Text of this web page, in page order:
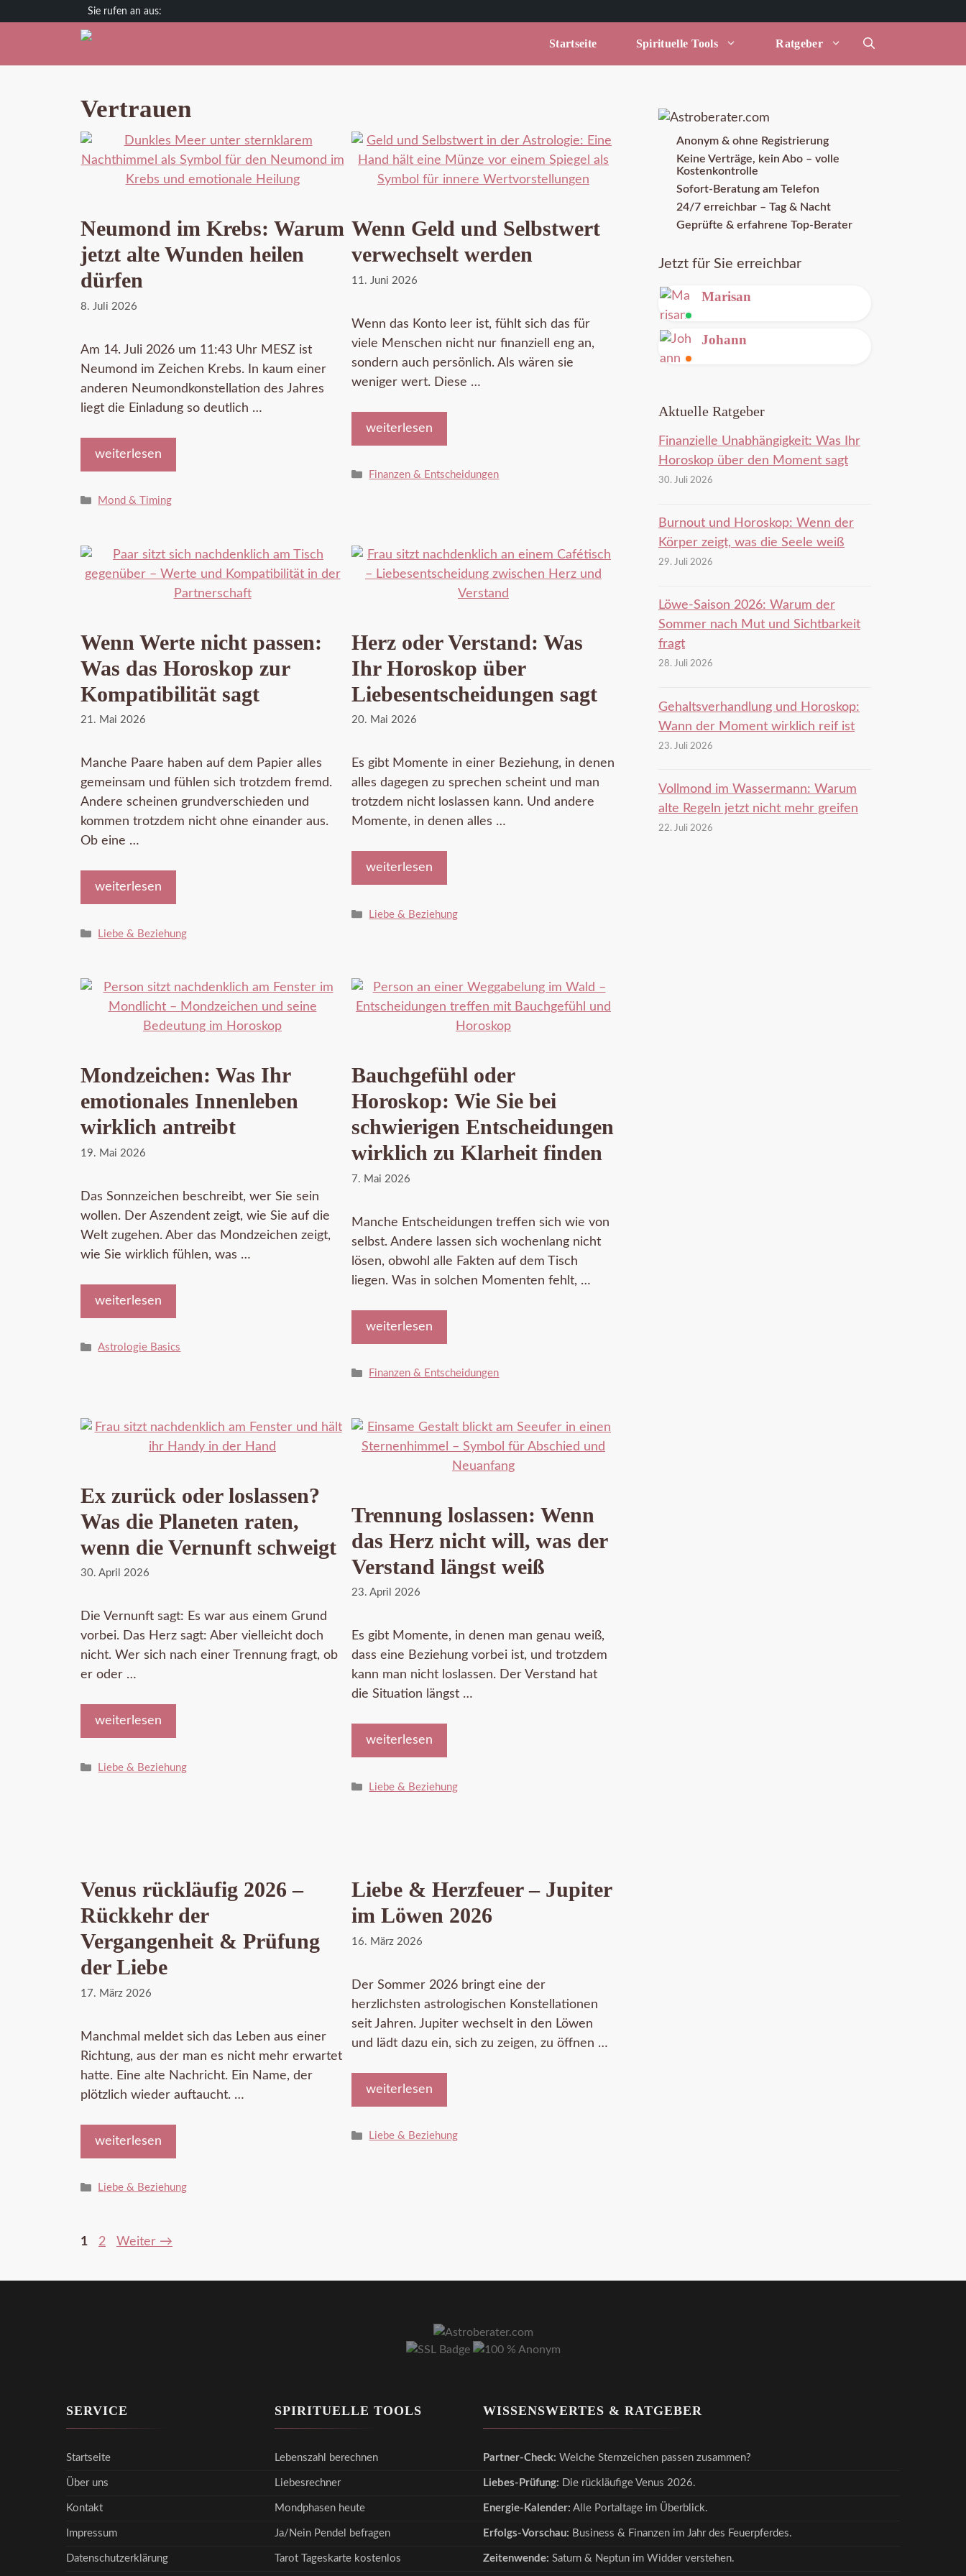
Deutschland
Österreich
Schweiz
Startseite Spirituelle Tools Ratgeber
Vertrauen
Neumond im Krebs: Warum
jetzt alte Wunden heilen
dürfen
8. Juli 2026
Am 14. Juli 2026 um 11:43 Uhr MESZ ist
Neumond im Zeichen Krebs. In kaum einer
anderen Neumondkonstellation des Jahres
liegt die Einladung so deutlich …
weiterlesen
Kategorien
Mond & Timing
Wenn Geld und Selbstwert
verwechselt werden
11. Juni 2026
Wenn das Konto leer ist, fühlt sich das für
viele Menschen nicht nur finanziell eng an,
sondern auch persönlich. Als wären sie
weniger wert. Diese …
weiterlesen
Kategorien
Finanzen & Entscheidungen
Wenn Werte nicht passen:
Was das Horoskop zur
Kompatibilität sagt
21. Mai 2026
Manche Paare haben auf dem Papier alles
gemeinsam und fühlen sich trotzdem fremd.
Andere scheinen grundverschieden und
kommen trotzdem nicht ohne einander aus.
Ob eine …
weiterlesen
Kategorien
Liebe & Beziehung
Herz oder Verstand: Was
Ihr Horoskop über
Liebesentscheidungen sagt
20. Mai 2026
Es gibt Momente in einer Beziehung, in denen
alles dagegen zu sprechen scheint und man
trotzdem nicht loslassen kann. Und andere
Momente, in denen alles …
weiterlesen
Kategorien
Liebe & Beziehung
Mondzeichen: Was Ihr
emotionales Innenleben
wirklich antreibt
19. Mai 2026
Das Sonnzeichen beschreibt, wer Sie sein
wollen. Der Aszendent zeigt, wie Sie auf die
Welt zugehen. Aber das Mondzeichen zeigt,
wie Sie wirklich fühlen, was …
weiterlesen
Kategorien
Astrologie Basics
Bauchgefühl oder
Horoskop: Wie Sie bei
schwierigen Entscheidungen
wirklich zu Klarheit finden
7. Mai 2026
Manche Entscheidungen treffen sich wie von
selbst. Andere lassen sich wochenlang nicht
lösen, obwohl alle Fakten auf dem Tisch
liegen. Was in solchen Momenten fehlt, …
weiterlesen
Kategorien
Finanzen & Entscheidungen
Ex zurück oder loslassen?
Was die Planeten raten,
wenn die Vernunft schweigt
30. April 2026
Die Vernunft sagt: Es war aus einem Grund
vorbei. Das Herz sagt: Aber vielleicht doch
nicht. Wer sich nach einer Trennung fragt, ob
er oder …
weiterlesen
Kategorien
Liebe & Beziehung
Trennung loslassen: Wenn
das Herz nicht will, was der
Verstand längst weiß
23. April 2026
Es gibt Momente, in denen man genau weiß,
dass eine Beziehung vorbei ist, und trotzdem
kann man nicht loslassen. Der Verstand hat
die Situation längst …
weiterlesen
Kategorien
Liebe & Beziehung
Venus rückläufig 2026 –
Rückkehr der
Vergangenheit & Prüfung
der Liebe
17. März 2026
Manchmal meldet sich das Leben aus einer
Richtung, aus der man es nicht mehr erwartet
hatte. Eine alte Nachricht. Ein Name, der
plötzlich wieder auftaucht. …
weiterlesen
Kategorien
Liebe & Beziehung
Liebe & Herzfeuer – Jupiter
im Löwen 2026
16. März 2026
Der Sommer 2026 bringt eine der
herzlichsten astrologischen Konstellationen
seit Jahren. Jupiter wechselt in den Löwen
und lädt dazu ein, sich zu zeigen, zu öffnen …
weiterlesen
Kategorien
Liebe & Beziehung
Seite
1 Seite
2 Weiter →
Anonym & ohne Registrierung
Keine Verträge, kein Abo – volle
Kostenkontrolle
Sofort-Beratung am Telefon
24/7 erreichbar – Tag & Nacht
Geprüfte & erfahrene Top-Berater
Jetzt für Sie erreichbar
Leitung
Marisan
Johann
Aktuelle Ratgeber
Finanzielle Unabhängigkeit: Was Ihr
Horoskop über den Moment sagt
30. Juli 2026
Burnout und Horoskop: Wenn der
Körper zeigt, was die Seele weiß
29. Juli 2026
Löwe-Saison 2026: Warum der
Sommer nach Mut und Sichtbarkeit
fragt
28. Juli 2026
Gehaltsverhandlung und Horoskop:
Wann der Moment wirklich reif ist
23. Juli 2026
Vollmond im Wassermann: Warum
alte Regeln jetzt nicht mehr greifen
22. Juli 2026
SERVICE
Startseite
Über uns
Kontakt
Impressum
Datenschutzerklärung
SPIRITUELLE TOOLS
Lebenszahl berechnen
Liebesrechner
Mondphasen heute
Ja/Nein Pendel befragen
Tarot Tageskarte kostenlos
WISSENSWERTES & RATGEBER
Partner-Check: Welche Sternzeichen passen zusammen?
Liebes-Prüfung: Die rückläufige Venus 2026.
Energie-Kalender: Alle Portaltage im Überblick.
Erfolgs-Vorschau: Business & Finanzen im Jahr des Feuerpferdes.
Zeitenwende: Saturn & Neptun im Widder verstehen.